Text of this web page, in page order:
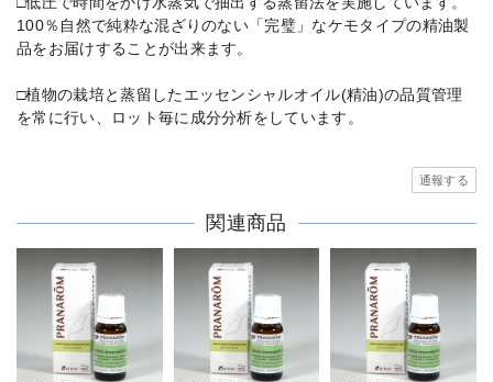
100％自然で純粋な混ざりのない「完璧」なケモタイプの精油製
品をお届けすることが出来ます。
□植物の栽培と蒸留したエッセンシャルオイル(精油)の品質管理
を常に行い、ロット毎に成分分析をしています。
通報する
関連商品